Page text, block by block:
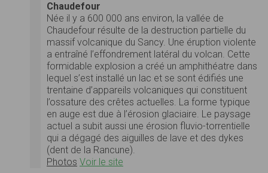
Chaudefour
Née il y a 600 000 ans environ, la vallée de
Chaudefour résulte de la destruction partielle du
massif volcanique du Sancy. Une éruption violente
a entraîné l’effondrement latéral du volcan. Cette
formidable explosion a créé un amphithéatre dans
lequel s’est installé un lac et se sont édifiés une
trentaine d’appareils volcaniques qui constituent
l’ossature des crêtes actuelles. La forme typique
en auge est due à l’érosion glaciaire. Le paysage
actuel a subit aussi une érosion fluvio-torrentielle
qui a dégagé des aiguilles de lave et des dykes
(dent de la Rancune).
Photos Voir le site